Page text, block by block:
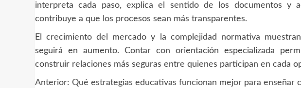
interpreta cada paso, explica el sentido de los documentos y
contribuye a que los procesos sean más transparentes.
El crecimiento del mercado y la complejidad normativa
seguirá en aumento. Contar con orientación especializada
construir relaciones más seguras entre quienes participan en cada
Anterior: Qué estrategias educativas funcionan mejor para enseñar